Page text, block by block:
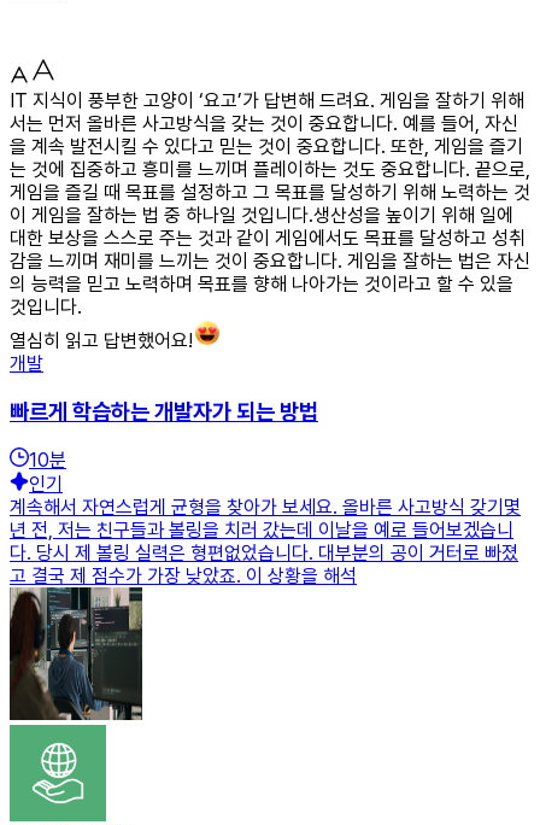
IT 지식이 풍부한 고양이 ‘요고’가 답변해 드려요. 게임을 잘하기 위해
서는 먼저 올바른 사고방식을 갖는 것이 중요합니다. 예를 들어, 자신
을 계속 발전시킬 수 있다고 믿는 것이 중요합니다. 또한, 게임을 즐기
는 것에 집중하고 흥미를 느끼며 플레이하는 것도 중요합니다. 끝으로,
게임을 즐길 때 목표를 설정하고 그 목표를 달성하기 위해 노력하는 것
이 게임을 잘하는 법 중 하나일 것입니다.생산성을 높이기 위해 일에
대한 보상을 스스로 주는 것과 같이 게임에서도 목표를 달성하고 성취
감을 느끼며 재미를 느끼는 것이 중요합니다. 게임을 잘하는 법은 자신
의 능력을 믿고 노력하며 목표를 향해 나아가는 것이라고 할 수 있을
것입니다.
열심히 읽고 답변했어요!
개발
빠르게 학습하는 개발자가 되는 방법
10분
인기
계속해서 자연스럽게 균형을 찾아가 보세요. 올바른 사고방식 갖기몇
년 전, 저는 친구들과 볼링을 치러 갔는데 이날을 예로 들어보겠습니
다. 당시 제 볼링 실력은 형편없었습니다. 대부분의 공이 거터로 빠졌
고 결국 제 점수가 가장 낮았죠. 이 상황을 해석